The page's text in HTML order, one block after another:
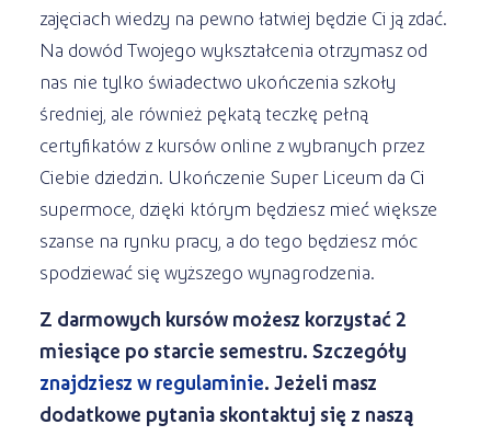
zajęciach wiedzy na pewno łatwiej będzie Ci ją zdać.
Na dowód Twojego wykształcenia otrzymasz od
nas nie tylko świadectwo ukończenia szkoły
średniej, ale również pękatą teczkę pełną
certyfikatów z kursów online z wybranych przez
Ciebie dziedzin. Ukończenie Super Liceum da Ci
supermoce, dzięki którym będziesz mieć większe
szanse na rynku pracy, a do tego będziesz móc
spodziewać się wyższego wynagrodzenia.
Z darmowych kursów możesz korzystać 2
miesiące po starcie semestru. Szczegóły
znajdziesz w regulaminie. Jeżeli masz
dodatkowe pytania skontaktuj się z naszą